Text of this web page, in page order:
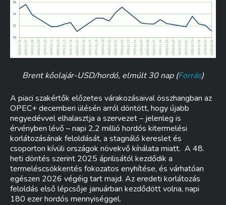
Brent kőolajár-USD/hordó, elmúlt 30 nap (Forrás)
A piaci szakértők előzetes várakozásaival összhangban az
OPEC+ decemberi ülésén arról döntött, hogy újabb
negyedévvel elhalasztja a szervezet – jelenleg is
érvényben lévő – napi 2,2 millió hordós kitermelési
korlátozásának feloldását, a stagnáló kereslet és
csoporton kívüli országok növekvő kínálata miatt. A 48.
heti döntés szerint 2025 áprilisától kezdődik a
termeléscsökkentés fokozatos enyhítése, és várhatóan
egészen 2026 végéig tart majd. Az eredeti korlátozás
feloldás első lépcsője januárban kezdődött volna, napi
180 ezer hordós mennyiséggel.